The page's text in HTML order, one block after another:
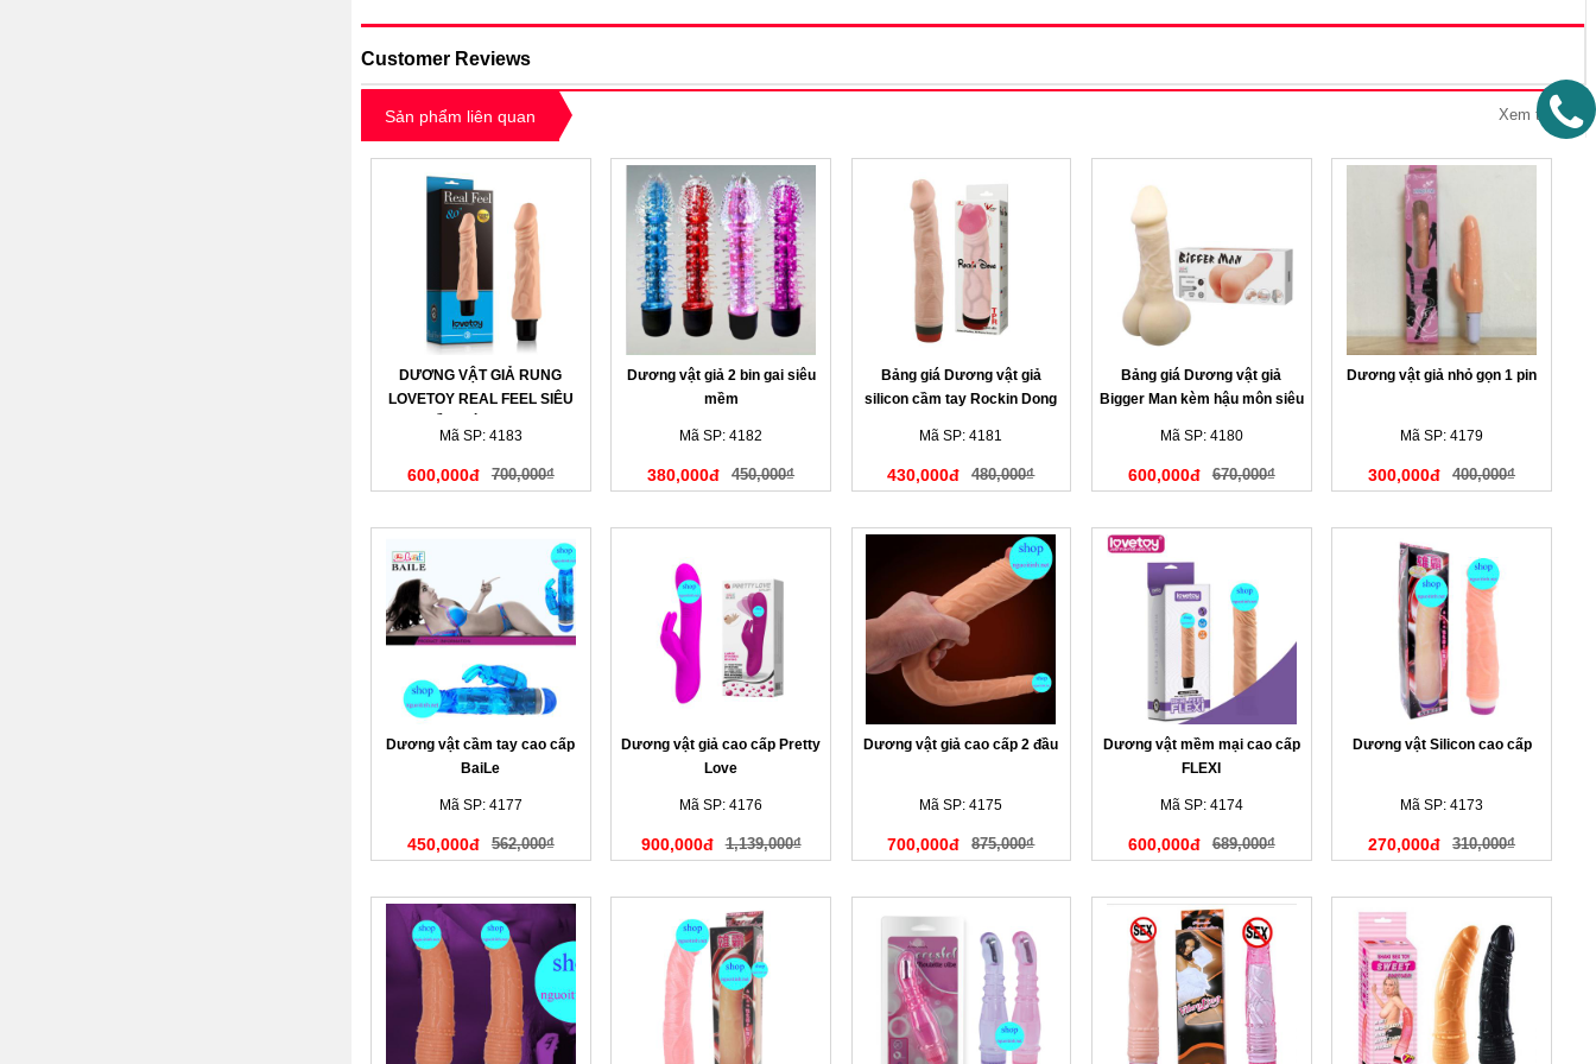
Customer Reviews
Sản phẩm liên quan Xem tất cả
DƯƠNG VẬT GIẢ RUNG
LOVETOY REAL FEEL SIÊU
Mã SP: 4183
600,000đ 700,000₫
Dương vật giả 2 bin gai siêu
mềm
Mã SP: 4182
380,000đ 450,000₫
Bảng giá Dương vật giả
silicon cầm tay Rockin Dong
Mã SP: 4181
430,000đ 480,000₫
Bảng giá Dương vật giả
Bigger Man kèm hậu môn siêu
Mã SP: 4180
600,000đ 670,000₫
Dương vật giả nhỏ gọn 1 pin
Mã SP: 4179
300,000đ 400,000₫
Dương vật cầm tay cao cấp
BaiLe
Mã SP: 4177
450,000đ 562,000₫
Dương vật giả cao cấp Pretty
Love
Mã SP: 4176
900,000đ 1,139,000₫
Dương vật giả cao cấp 2 đầu
Mã SP: 4175
700,000đ 875,000₫
Dương vật mềm mại cao cấp
FLEXI
Mã SP: 4174
600,000đ 689,000₫
Dương vật Silicon cao cấp
Mã SP: 4173
270,000đ 310,000₫